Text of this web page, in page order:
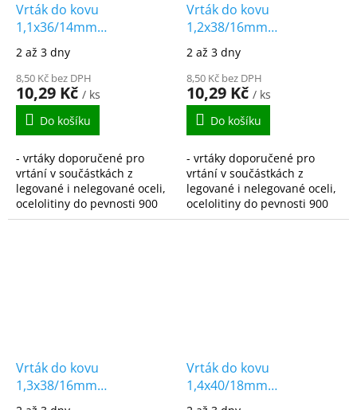
Vrták do kovu
1,1x36/14mm
vybrušovaný HSS-G
DIN338
2 až 3 dny
8,50 Kč bez DPH
10,29 Kč / ks
Do košíku
- vrtáky doporučené pro
vrtání v součástkách z
legované i nelegované oceli,
ocelolitiny do pevnosti 900
N/mm2, šedé, temperované
Vrták do kovu
1,2x38/16mm
vybrušovaný HSS-G
DIN338
2 až 3 dny
8,50 Kč bez DPH
10,29 Kč / ks
Do košíku
- vrtáky doporučené pro
vrtání v součástkách z
legované i nelegované oceli,
ocelolitiny do pevnosti 900
N/mm2, šedé, temperované
Vrták do kovu
1,3x38/16mm
vybrušovaný HSS-G
Vrták do kovu
1,4x40/18mm
vybrušovaný HSS-G